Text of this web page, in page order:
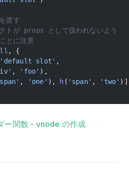
渡す
トが props として扱われないよう
に注意
, {
'default slot' ,
, 'foo' ),
, 'one' ), h ( 'span' , 'two' )]
ー関数 - vnode の作成